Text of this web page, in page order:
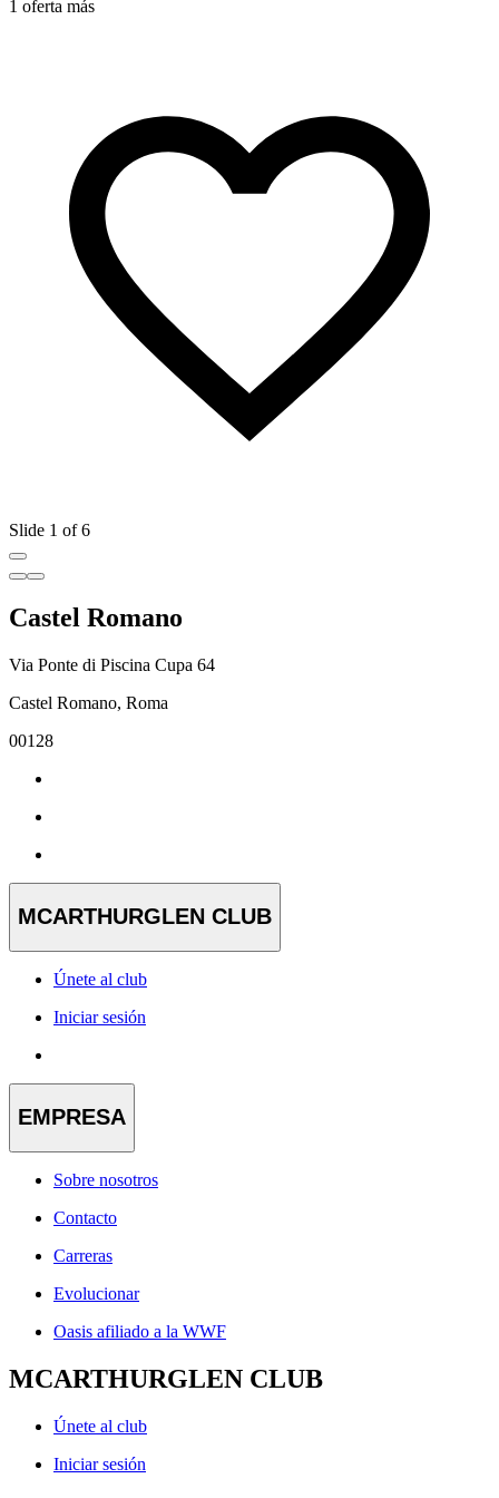
1 oferta más
Slide 1 of 6
Castel Romano
Via Ponte di Piscina Cupa 64
Castel Romano, Roma
00128
MCARTHURGLEN CLUB
Únete al club
Iniciar sesión
EMPRESA
Sobre nosotros
Contacto
Carreras
Evolucionar
Oasis afiliado a la WWF
MCARTHURGLEN CLUB
Únete al club
Iniciar sesión